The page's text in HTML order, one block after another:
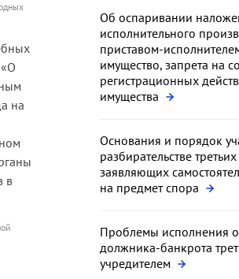
на
в
Об оспаривании
исполнительного
приставом-
имущество, запрета на
регистрационных
имущества
Основания и порядок
разбирательстве
заявляющих
на предмет спора
Проблемы исполнения
должника-банкрота
учредителем